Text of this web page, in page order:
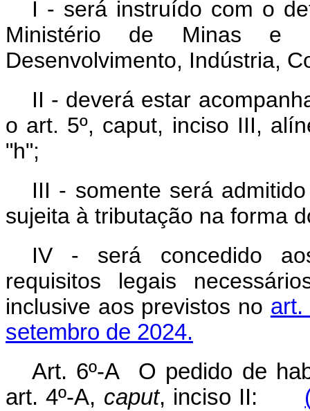
I - será instruído com o
Ministério de Minas e
Desenvolvimento, Indústria,
II - deverá estar
o art. 5º, caput, inciso III,
"h";
III - somente será
sujeita à tributação na forma
IV - será concedido
requisitos legais
inclusive aos previstos no art.
setembro de 2024.
Art. 6º-A O pedido de
art. 4º-A, caput, inciso II: